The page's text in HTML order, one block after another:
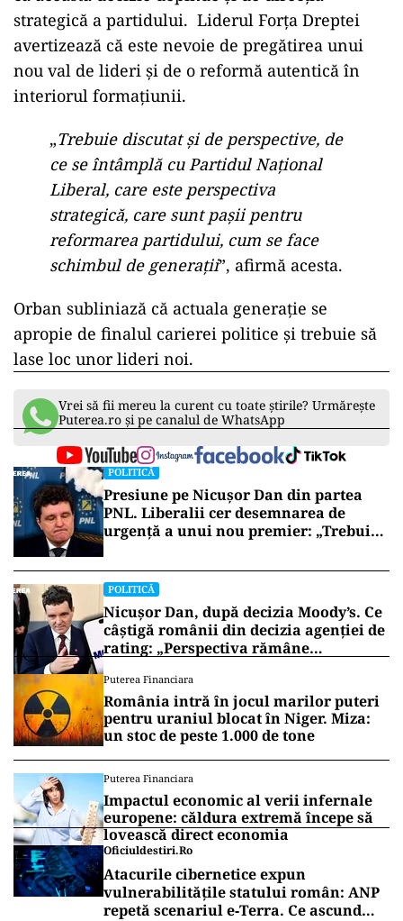
strategică a partidului. Liderul Forța Dreptei
avertizează că este nevoie de pregătirea unui
nou val de lideri și de o reformă autentică în
interiorul formațiunii.
„Trebuie discutat și de perspective, de
ce se întâmplă cu Partidul Naţional
Liberal, care este perspectiva
strategică, care sunt paşii pentru
reformarea partidului, cum se face
schimbul de generaţii”, afirmă acesta.
Orban subliniază că actuala generație se
apropie de finalul carierei politice și trebuie să
lase loc unor lideri noi.
Vrei să fii mereu la curent cu toate știrile? Urmărește
Puterea.ro și pe canalul de WhatsApp
POLITICĂ
Presiune pe Nicușor Dan din partea
PNL. Liberalii cer desemnarea de
urgență a unui nou premier: „Trebuie
POLITICĂ
Nicușor Dan, după decizia Moody’s. Ce
câștigă românii din decizia agenției de
rating: „Perspectiva rămâne
Puterea Financiara
România intră în jocul marilor puteri
pentru uraniul blocat în Niger. Miza:
un stoc de peste 1.000 de tone
Puterea Financiara
Impactul economic al verii infernale
europene: căldura extremă începe să
lovească direct economia
Oficiuldestiri.ro
Atacurile cibernetice expun
vulnerabilitățile statului român: ANP
repetă scenariul e‑Terra. Ce ascund